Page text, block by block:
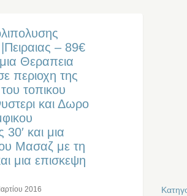
– 89€
Θεραπεια
περιοχη της
τοπικου
και Δωρο
και μια
Μασαζ με τη
μια επισκεψη
2016